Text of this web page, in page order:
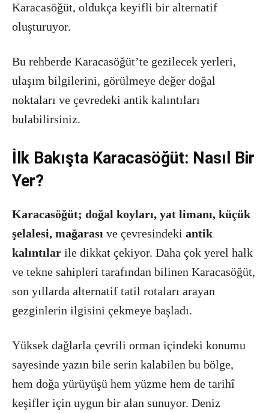
Karacasöğüt, oldukça keyifli bir alternatif
oluşturuyor.
Bu rehberde Karacasöğüt’te gezilecek yerleri,
ulaşım bilgilerini, görülmeye değer doğal
noktaları ve çevredeki antik kalıntıları
bulabilirsiniz.
İlk Bakışta Karacasöğüt: Nasıl Bir
Yer?
Karacasöğüt; doğal koyları, yat limanı, küçük
şelalesi, mağarası ve çevresindeki antik
kalıntılar ile dikkat çekiyor. Daha çok yerel halk
ve tekne sahipleri tarafından bilinen Karacasöğüt,
son yıllarda alternatif tatil rotaları arayan
gezginlerin ilgisini çekmeye başladı.
Yüksek dağlarla çevrili orman içindeki konumu
sayesinde yazın bile serin kalabilen bu bölge,
hem doğa yürüyüşü hem yüzme hem de tarihî
keşifler için uygun bir alan sunuyor. Deniz